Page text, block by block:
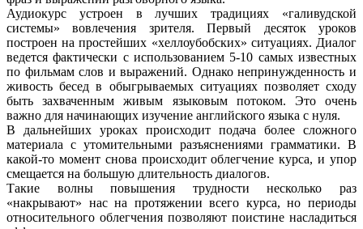
Аудиокурс устроен в лучших традициях «галивудской
системы» вовлечения зрителя. Первый десяток уроков
построен на простейших «хеллоубобских» ситуациях. Диалог
ведется фактически с использованием 5-10 самых известных
по фильмам слов и выражений. Однако непринужденность и
живость бесед в обыгрываемых ситуациях позволяет сходу
быть захваченным живым языковым потоком. Это очень
важно для начинающих изучение английского языка с нуля.
В дальнейших уроках происходит подача более сложного
материала с утомительными разъяснениями грамматики. В
какой-то момент снова происходит облегчение курса, и упор
смещается на большую длительность диалогов.
Такие волны повышения трудности несколько раз
«накрывают» нас на протяжении всего курса, но периоды
относительного облегчения позволяют поистине насладиться